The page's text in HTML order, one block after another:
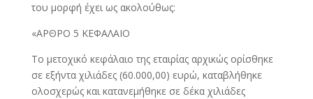
του μορφή έχει ως ακολούθως:
«ΑΡΘΡΟ 5 ΚΕΦΑΛΑΙΟ
Το μετοχικό κεφάλαιο της εταιρίας αρχικώς ορίσθηκε
σε εξήντα χιλιάδες (60.000,00) ευρώ, καταβλήθηκε
ολοσχερώς και κατανεμήθηκε σε δέκα χιλιάδες